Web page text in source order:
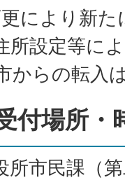
により新
所設定等に
からの転入
付場所・
所市民課（